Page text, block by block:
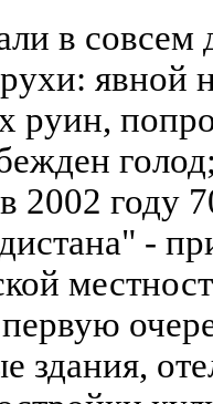
в совсем
руин,
2002 году
-
здания,